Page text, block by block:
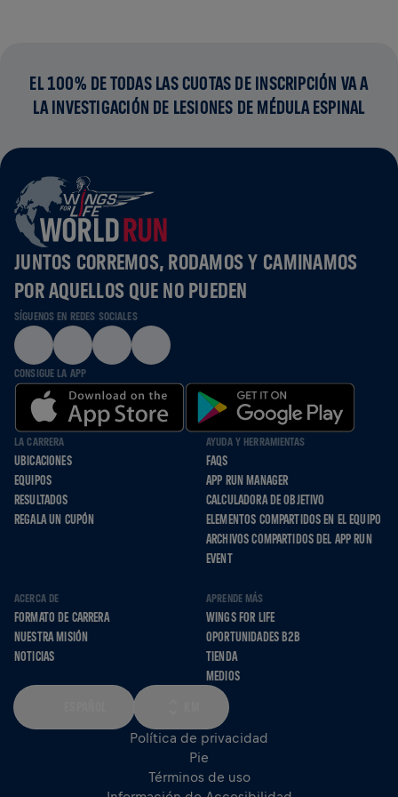
EL 100% DE TODAS LAS CUOTAS DE INSCRIPCIÓN VA A
LA INVESTIGACIÓN DE LESIONES DE MÉDULA ESPINAL
JUNTOS CORREMOS, RODAMOS Y CAMINAMOS
POR AQUELLOS QUE NO PUEDEN
SÍGUENOS EN REDES SOCIALES
CONSIGUE LA APP
LA CARRERA
UBICACIONES
EQUIPOS
RESULTADOS
REGALA UN CUPÓN
AYUDA Y HERRAMIENTAS
FAQS
APP RUN MANAGER
CALCULADORA DE OBJETIVO
ELEMENTOS COMPARTIDOS EN EL EQUIPO
ARCHIVOS COMPARTIDOS DEL APP RUN
EVENT
ACERCA DE
FORMATO DE CARRERA
NUESTRA MISIÓN
NOTICIAS
APRENDE MÁS
WINGS FOR LIFE
OPORTUNIDADES B2B
TIENDA
MEDIOS
Política de privacidad
Pie
Términos de uso